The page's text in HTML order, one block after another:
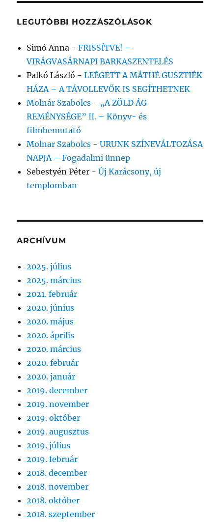
LEGUTÓBBI HOZZÁSZÓLÁSOK
Simó Anna -FRISSÍTVE! –
VIRÁGVASÁRNAPI BARKASZENTELÉS
Palkó László -LEÉGETT A MÁTHÉ GUSZTIÉK
HÁZA – A TÁVOLLEVŐK IS SEGÍTHETNEK
Molnár Szabolcs - „A ZÖLD ÁG
REMÉNYSÉGE” II. – Könyv- és
filmbemutató
Molnar Szabolcs -URUNK SZÍNEVÁLTOZÁSA
NAPJA – Fogadalmi ünnep
Sebestyén Péter -Új Karácsony, új
templomban
ARCHÍVUM
2025. július
2025. március
2021. február
2020. június
2020. május
2020. április
2020. március
2020. február
2020. január
2019. december
2019. november
2019. október
2019. augusztus
2019. július
2019. február
2018. december
2018. november
2018. október
2018. szeptember